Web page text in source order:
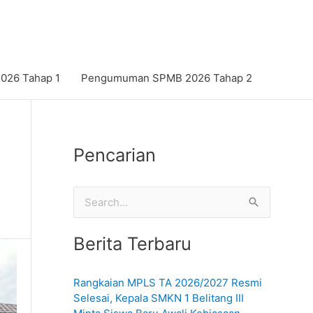
Tahap 1 Pengumuman SPMB 2026 Tahap 2
Pencarian
r
u
n
Berita Terbaru
Rangkaian MPLS TA 2026/2027 Resmi
Selesai, Kepala SMKN 1 Belitang III